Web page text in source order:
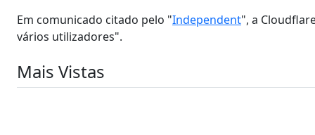
Em comunicado citado pelo "Independent", a
vários utilizadores".
Mais Vistas